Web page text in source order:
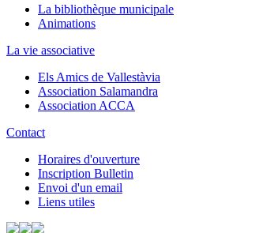
La bibliothèque municipale
Animations
La vie associative
Els Amics de Vallestàvia
Association Salamandra
Association ACCA
Contact
Horaires d'ouverture
Inscription Bulletin
Envoi d'un email
Liens utiles